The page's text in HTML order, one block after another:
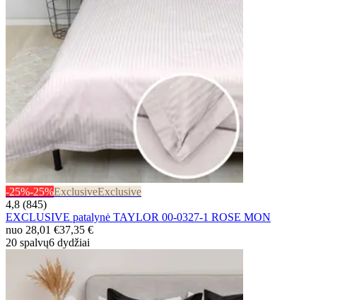
-25%-25%ExclusiveExclusive
4,8 (845)
EXCLUSIVE patalynė TAYLOR 00-0327-1 ROSE MON
nuo 28,01 €37,35 €
20 spalvų6 dydžiai